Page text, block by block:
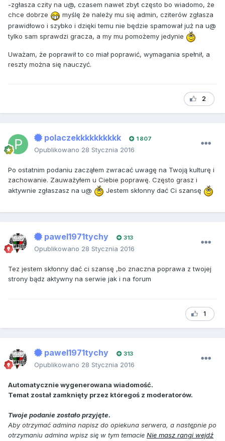
-zgłasza czity na u@, czasem nawet zbyt często bo wiadomo, że
chce dobrze
myślę że należy mu się admin, cziterów zgłasza
prawidłowo i szybko i dzięki temu nie będzie spamował już na u@
tylko sam sprawdzi gracza, a my mu pomożemy jedynie
Uważam, że poprawił to co miał poprawić, wymagania spełnił, a
reszty można się nauczyć.
2
polaczekkkkkkkkkk 1 807
Opublikowano 28 Stycznia 2016
Po ostatnim podaniu zacząłem zwracać uwagę na Twoją kulturę i
zachowanie. Zauważyłem u Ciebie poprawę. Często grasz i
aktywnie zgłaszasz na u@
Jestem skłonny dać Ci szansę
pawel1971tychy 313
Opublikowano 28 Stycznia 2016
Tez jestem skłonny dać ci szansę ,bo znaczna poprawa z twojej
strony bądz aktywny na serwie jak i na forum
1
pawel1971tychy 313
Opublikowano 28 Stycznia 2016
Automatycznie wygenerowana wiadomość.
Temat został zamknięty przez któregoś z moderatorów.
Twoje podanie zostało przyjęte.
Aby otrzymać admina napisz do opiekuna serwera, a następnie po
otrzymaniu admina wpisz się w tym temacie Nie masz rangi wejdź